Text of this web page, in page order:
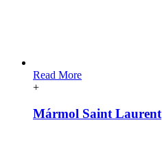
Read More
+
Mármol Saint Laurent